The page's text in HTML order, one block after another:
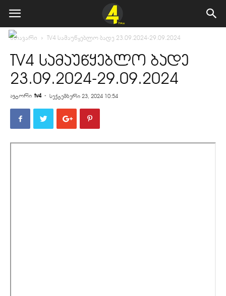
მთავარი TV4 სამაუწყებლო ბადე 23.09.2024-29.09.2024
TV4 სამაუწყებლო ბადე
23.09.2024-29.09.2024
ავტორი tv4 - სექტემბერი 23, 2024 10:54